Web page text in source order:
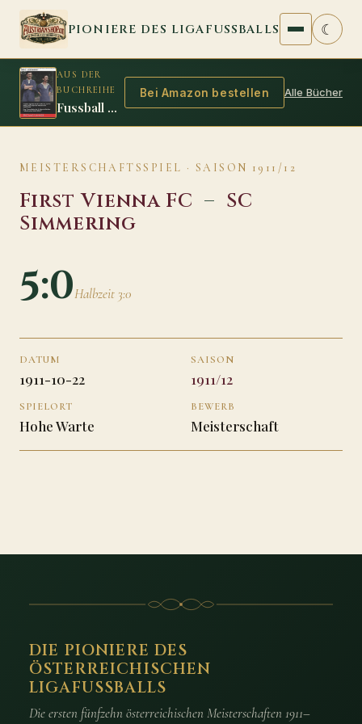
Zum Inhalt springen
PIONIERE DES LIGAFUSSBALLS ☾
AUS DER
BUCHREIHE
Fussball Legenden 1916/17
Bei Amazon bestellen Alle Bücher
MEISTERSCHAFTSSPIEL · SAISON 1911/12
First Vienna FC – SC
Simmering
5:0Halbzeit 3:0
DATUM
1911-10-22
SAISON
1911/12
SPIELORT
Hohe Warte
BEWERB
Meisterschaft
DIE PIONIERE DES
ÖSTERREICHISCHEN
LIGAFUSSBALLS
Die ersten fünfzehn österreichischen Meisterschaften 1911–